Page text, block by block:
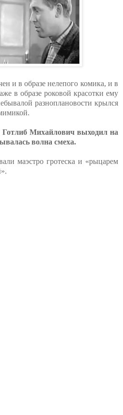
и в образе нелепого комика, и в
в образе роковой красотки ему
разноплановости крылся
Михайлович выходил на
волна смеха.
маэстро гротеска и «рыцарем